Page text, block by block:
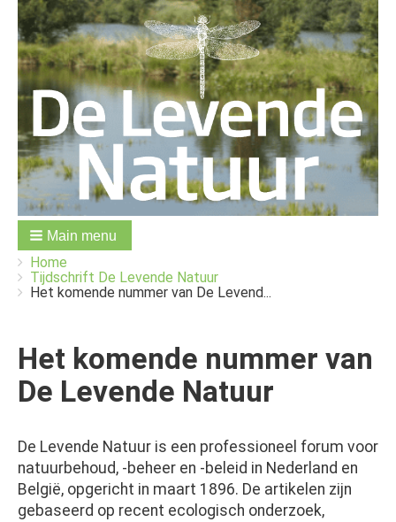
Main menu
Breadcrumbs
You
are
here:
Home
Tijdschrift De Levende Natuur
Het komende nummer van De Levend...
Het komende nummer van
De Levende Natuur
De Levende Natuur is een professioneel forum voor
natuurbehoud, -beheer en -beleid in Nederland en
België, opgericht in maart 1896. De artikelen zijn
gebaseerd op recent ecologisch onderzoek,